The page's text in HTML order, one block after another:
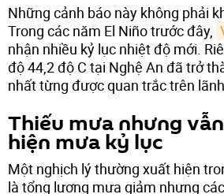
Những cảnh báo này không phải
Trong các năm El Niño trước đây,
nhận nhiều kỷ lục nhiệt độ mới.
độ 44,2 độ C tại Nghệ An đã trở
nhất từng được quan trắc trên
Thiếu mưa nhưng
hiện mưa kỷ lục
Một nghịch lý thường xuất hiện
là tổng lượng mưa giảm nhưng